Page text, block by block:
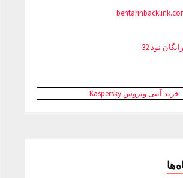
نود 32
خرید آنتی ویروس Kaspersky